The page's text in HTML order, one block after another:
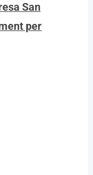
San
per